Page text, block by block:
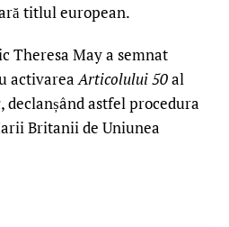
titlul european.
Theresa May a semnat
activareaArticolului 50al
, declanșând astfel procedura
Britanii de Uniunea